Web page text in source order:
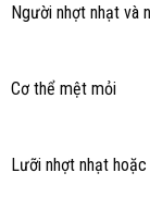
Người nhợt nhạt và
Cơ thể mệt mỏi
Lưỡi nhợt nhạt